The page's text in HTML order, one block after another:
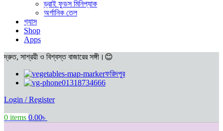
ড্রাই ফুডস মিনিপ্যাক
অর্গানিক তেল
গ্যাস
Shop
Apps
দ্রুত, সাশ্রয়ী ও বিশ্বস্ত বাজারের সঙ্গী।😊
ফরিদপুর
01318734666
Login / Register
0 items 0.00৳